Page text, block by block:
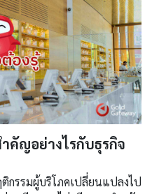
คัญอย่างไรกับธุรกิจ
กรรมผู้บริโภคเปลี่ยนแปลงไป